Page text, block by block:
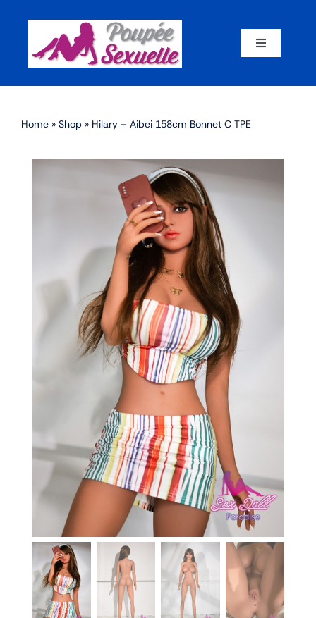
content
Toggle
Par corps
Sex dolls en promotion
Guides
Paiement
Contact
Livraison
Home » Shop » Hilary – Aibei 158cm Bonnet C TPE